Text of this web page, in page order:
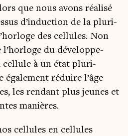
que nous avons réa­li­sé
d’in­duc­tion de la plu­ri­
des cel­lules. Non
l’hor­loge du déve­lop­pe­
cel­lule à un état plu­ri­
éga­le­ment réduire l’âge
les ren­dant plus jeunes et
manières.
cel­lules en cel­lules